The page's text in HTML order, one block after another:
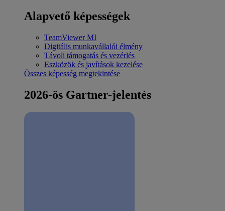
Alapvető képességek
TeamViewer MI
Digitális munkavállalói élmény
Távoli támogatás és vezérlés
Eszközök és javítások kezelése
Összes képesség megtekintése
2026-ös Gartner-jelentés